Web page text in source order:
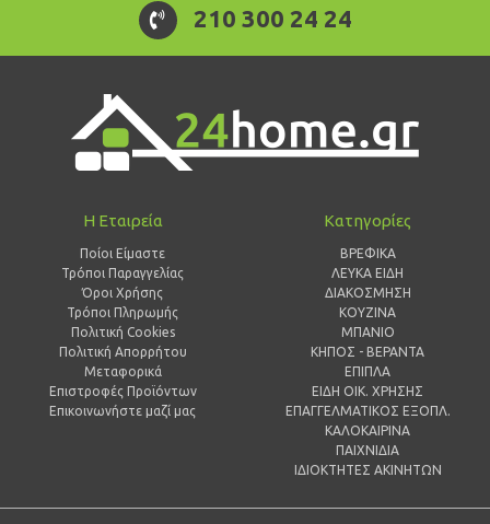
210 300 24 24
Η Εταιρεία
Ποίοι Είμαστε
Τρόποι Παραγγελίας
Όροι Χρήσης
Τρόποι Πληρωμής
Πολιτική Cookies
Πολιτική Απορρήτου
Μεταφορικά
Επιστροφές Προϊόντων
Επικοινωνήστε μαζί μας
Κατηγορίες
ΒΡΕΦΙΚΑ
ΛΕΥΚΑ ΕΙΔΗ
ΔΙΑΚΟΣΜΗΣΗ
ΚΟΥΖΙΝΑ
ΜΠΑΝΙΟ
ΚΗΠΟΣ - ΒΕΡΑΝΤΑ
ΕΠΙΠΛΑ
ΕΙΔΗ ΟΙΚ. ΧΡΗΣΗΣ
ΕΠΑΓΓΕΛΜΑΤΙΚΟΣ ΕΞΟΠΛ.
ΚΑΛΟΚΑΙΡΙΝΑ
ΠΑΙΧΝΙΔΙΑ
ΙΔΙΟΚΤΗΤΕΣ ΑΚΙΝΗΤΩΝ